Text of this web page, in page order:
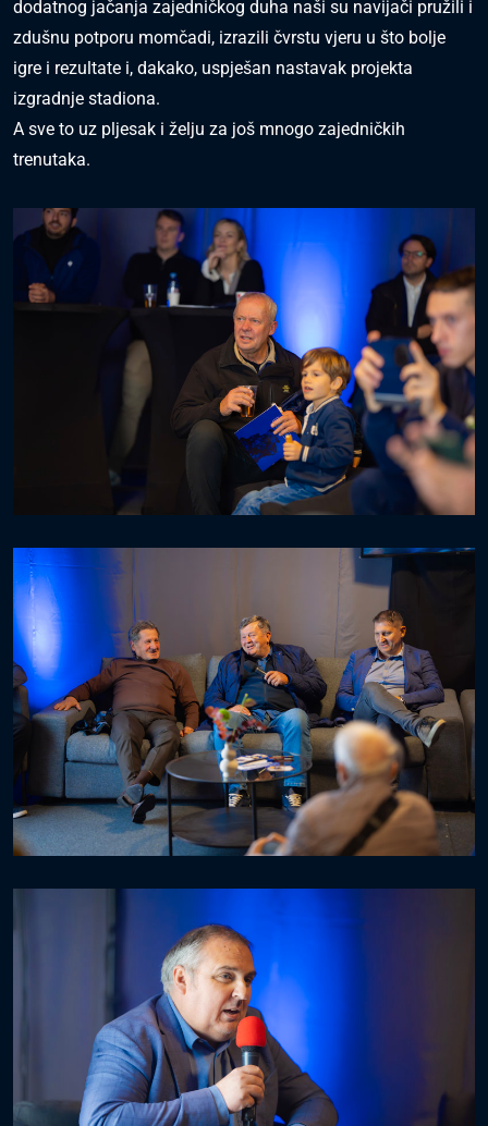
dodatnog jačanja zajedničkog duha naši su navijači pružili i
zdušnu potporu momčadi, izrazili čvrstu vjeru u što bolje
igre i rezultate i, dakako, uspješan nastavak projekta
izgradnje stadiona.
A sve to uz pljesak i želju za još mnogo zajedničkih
trenutaka.